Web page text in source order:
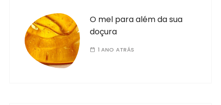
O mel para além da sua
doçura
1 ANO ATRÁS